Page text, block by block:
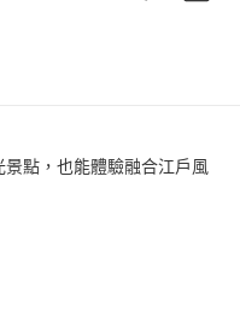
點，也能體驗融合江戶風